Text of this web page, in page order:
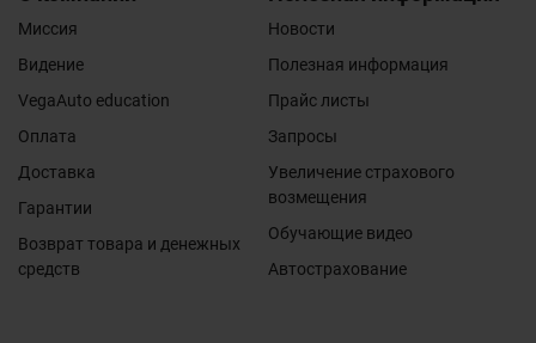
Миссия
Видение
VegaAuto education
Оплата
Доставка
Гарантии
Возврат товара и денежных
средств
Новости
Полезная информация
Прайс листы
Запросы
Увеличение страхового
возмещения
Обучающие видео
Автострахование